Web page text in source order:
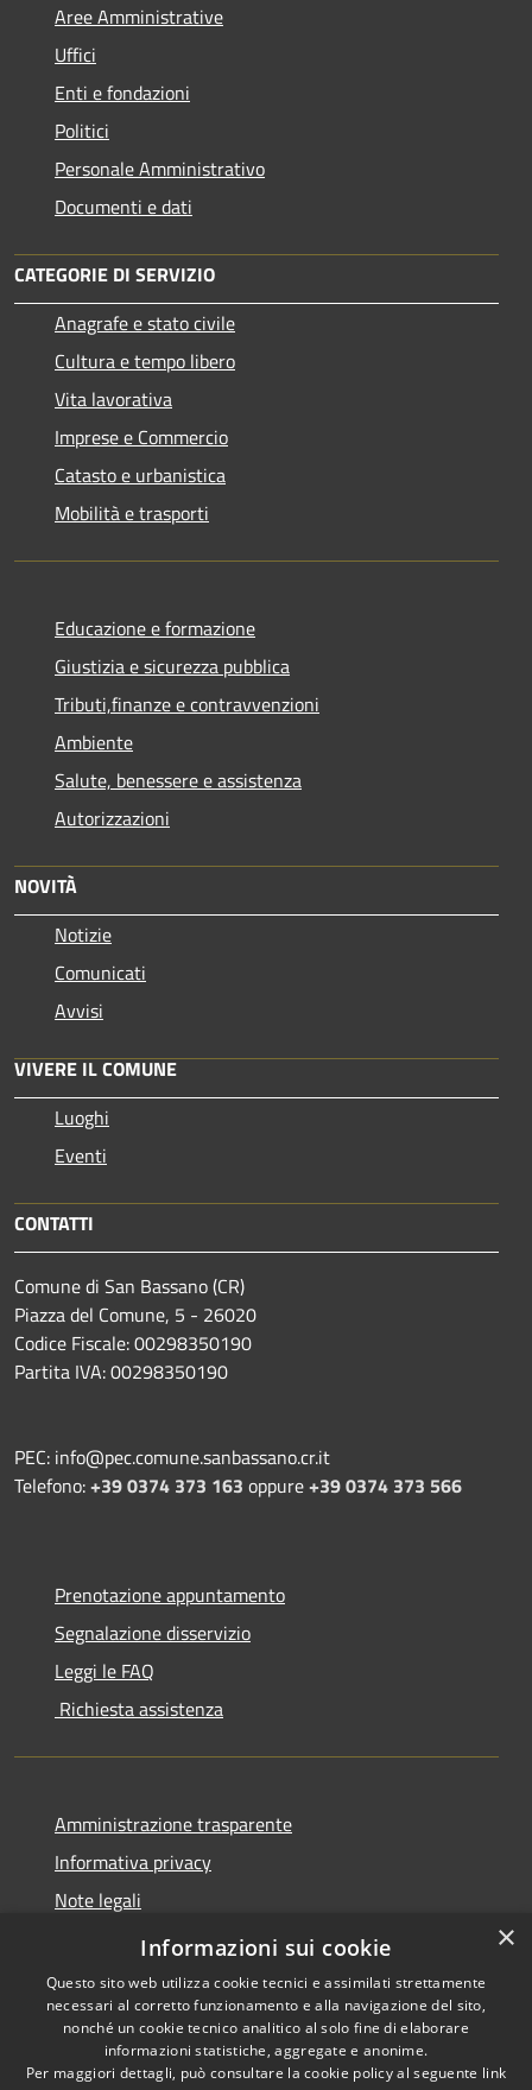
Aree Amministrative
Uffici
Enti e fondazioni
Politici
Personale Amministrativo
Documenti e dati
CATEGORIE DI SERVIZIO
Anagrafe e stato civile
Cultura e tempo libero
Vita lavorativa
Imprese e Commercio
Catasto e urbanistica
Mobilità e trasporti
Educazione e formazione
Giustizia e sicurezza pubblica
Tributi,finanze e contravvenzioni
Ambiente
Salute, benessere e assistenza
Autorizzazioni
NOVITÀ
Notizie
Comunicati
Avvisi
VIVERE IL COMUNE
Luoghi
Eventi
CONTATTI
Comune di San Bassano (CR)
Piazza del Comune, 5 - 26020
Codice Fiscale: 00298350190
Partita IVA: 00298350190
PEC: info@pec.comune.sanbassano.cr.it
Telefono:+39 0374 373 163 oppure+39 0374 373 566
Prenotazione appuntamento
Segnalazione disservizio
Leggi le FAQ
Richiesta assistenza
Amministrazione trasparente
Informativa privacy
Note legali
Dichiarazione di accessibilità
Copyright © 2026 • Comune di
×
Informazioni sui cookie
Questo sito web utilizza cookie tecnici e assimilati strettamente
necessari al corretto funzionamento e alla navigazione del sito,
nonché un cookie tecnico analitico al solo fine di elaborare
informazioni statistiche, aggregate e anonime.
Per maggiori dettagli, può consultare la cookie policy al seguente link